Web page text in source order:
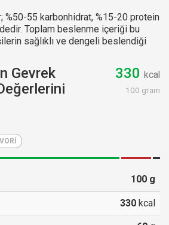
%50-55 karbonhidrat, %15-20 protein
Toplam beslenme içeriği bu
sağlıklı ve dengeli beslendiği
Gevrek
330 kcal
100 gram
100 g
330 kcal